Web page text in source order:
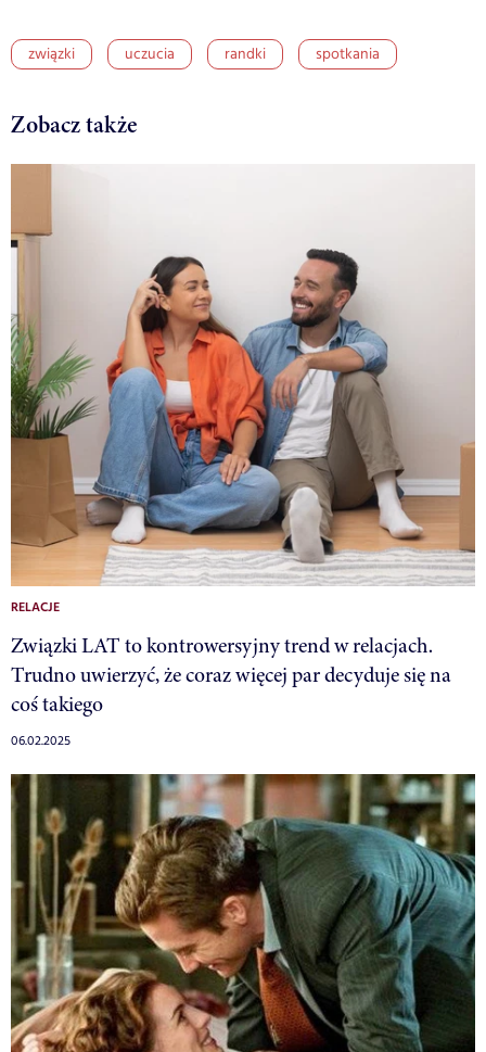
związki uczucia randki spotkania
Zobacz także
RELACJE
Związki LAT to kontrowersyjny trend w relacjach.
Trudno uwierzyć, że coraz więcej par decyduje się na
coś takiego
06.02.2025